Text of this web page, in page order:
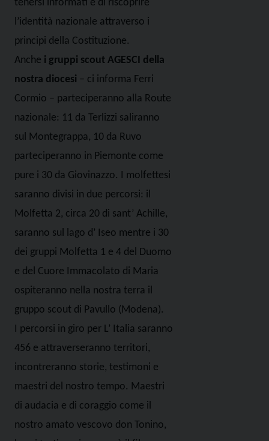
tenersi informati e di riscoprire
l’identità nazionale attraverso i
principi della Costituzione.
Anche i gruppi scout AGESCI della
nostra diocesi – ci informa Ferri
Cormio – parteciperanno alla Route
nazionale: 11 da Terlizzi saliranno
sul Montegrappa, 10 da Ruvo
parteciperanno in Piemonte come
pure i 30 da Giovinazzo. I molfettesi
saranno divisi in due percorsi: il
Molfetta 2, circa 20 di sant’ Achille,
saranno sul lago d’ Iseo mentre i 30
dei gruppi Molfetta 1 e 4 del Duomo
e del Cuore Immacolato di Maria
ospiteranno nella nostra terra il
gruppo scout di Pavullo (Modena).
I percorsi in giro per L’ Italia saranno
456 e attraverseranno territori,
incontreranno storie, testimoni e
maestri del nostro tempo. Maestri
di audacia e di coraggio come il
nostro amato vescovo don Tonino,